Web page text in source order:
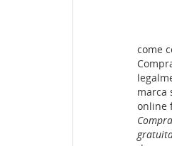
come
marca
online